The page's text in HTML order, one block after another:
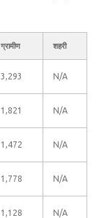
ग्रामीण शहरी
3,293 N/A
1,821 N/A
1,472 N/A
1,778 N/A
1,128 N/A